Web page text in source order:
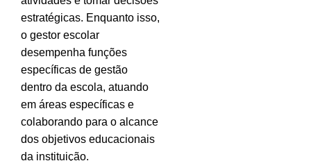
estratégicas. Enquanto isso,
o gestor escolar
desempenha funções
específicas de gestão
dentro da escola, atuando
em áreas específicas e
colaborando para o alcance
dos objetivos educacionais
da instituição.